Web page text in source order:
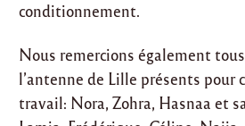
conditionnement.
Nous remercions également
l’antenne de Lille présents pour
travail: Nora, Zohra, Hasnaa et